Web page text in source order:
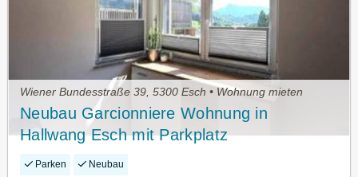
Wiener Bundesstraße 39, 5300 Esch • Wohnung mieten
Neubau Garcionniere Wohnung in
Hallwang Esch mit Parkplatz
Parken Neubau